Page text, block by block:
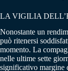
LA VIGILIA
Nonostante un
può ritenersi
momento. La
nelle ultime sette
significativo margine